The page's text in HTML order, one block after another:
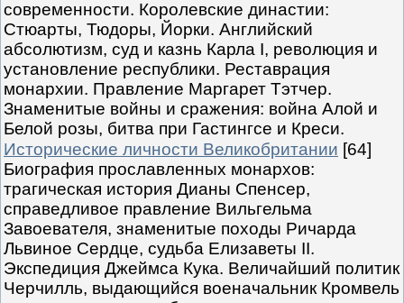
современности. Королевские династии:
Стюарты, Тюдоры, Йорки. Английский
абсолютизм, суд и казнь Карла I, революция и
установление республики. Реставрация
монархии. Правление Маргарет Тэтчер.
Знаменитые войны и сражения: война Алой и
Белой розы, битва при Гастингсе и Креси.
Исторические личности Великобритании [64]
Биография прославленных монархов:
трагическая история Дианы Спенсер,
справедливое правление Вильгельма
Завоевателя, знаменитые походы Ричарда
Львиное Сердце, судьба Елизаветы II.
Экспедиция Джеймса Кука. Величайший политик
Черчилль, выдающийся военачальник Кромвель